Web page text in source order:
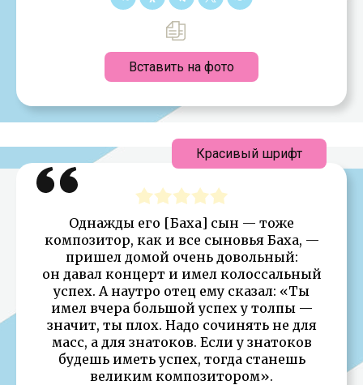
Вставить на фото
Однажды его [Баха] сын — тоже
композитор, как и все сыновья Баха, —
пришел домой очень довольный:
он давал концерт и имел колоссальный
успех. А наутро отец ему сказал: «Ты
имел вчера большой успех у толпы —
значит, ты плох. Надо сочинять не для
масс, а для знатоков. Если у знатоков
будешь иметь успех, тогда станешь
великим композитором».
Красивый шрифт